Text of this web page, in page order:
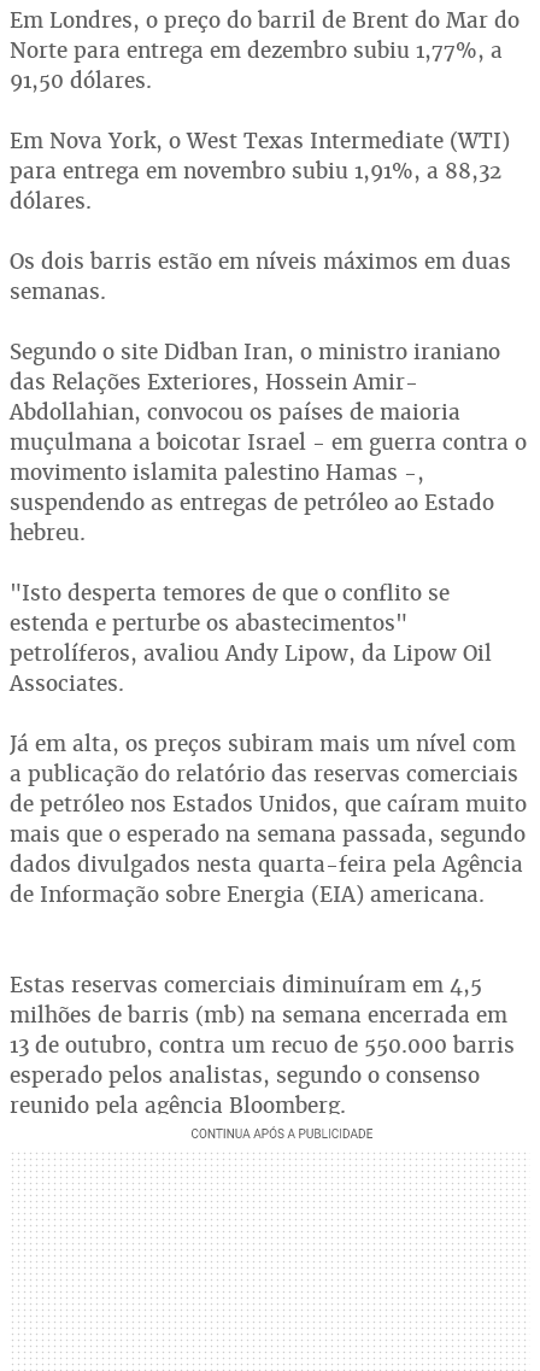
Em Londres, o preço do barril de Brent do Mar do
Norte para entrega em dezembro subiu 1,77%, a
91,50 dólares.
Em Nova York, o West Texas Intermediate (WTI)
para entrega em novembro subiu 1,91%, a 88,32
dólares.
Os dois barris estão em níveis máximos em duas
semanas.
Segundo o site Didban Iran, o ministro iraniano
das Relações Exteriores, Hossein Amir-
Abdollahian, convocou os países de maioria
muçulmana a boicotar Israel - em guerra contra o
movimento islamita palestino Hamas -,
suspendendo as entregas de petróleo ao Estado
hebreu.
"Isto desperta temores de que o conflito se
estenda e perturbe os abastecimentos"
petrolíferos, avaliou Andy Lipow, da Lipow Oil
Associates.
Já em alta, os preços subiram mais um nível com
a publicação do relatório das reservas comerciais
de petróleo nos Estados Unidos, que caíram muito
mais que o esperado na semana passada, segundo
dados divulgados nesta quarta-feira pela Agência
de Informação sobre Energia (EIA) americana.
Estas reservas comerciais diminuíram em 4,5
milhões de barris (mb) na semana encerrada em
13 de outubro, contra um recuo de 550.000 barris
esperado pelos analistas, segundo o consenso
reunido pela agência Bloomberg.